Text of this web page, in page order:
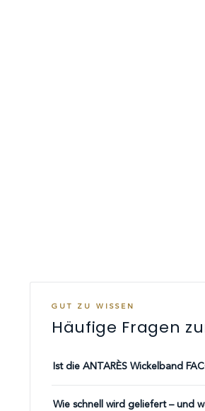
GUT ZU WISSEN
Häufige Fragen
Ist die ANTARÈS Wickelband
Wie schnell wird geliefert – und